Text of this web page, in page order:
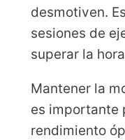
desmotiven.
sesiones de
superar la
Mantener la
es importante
rendimiento